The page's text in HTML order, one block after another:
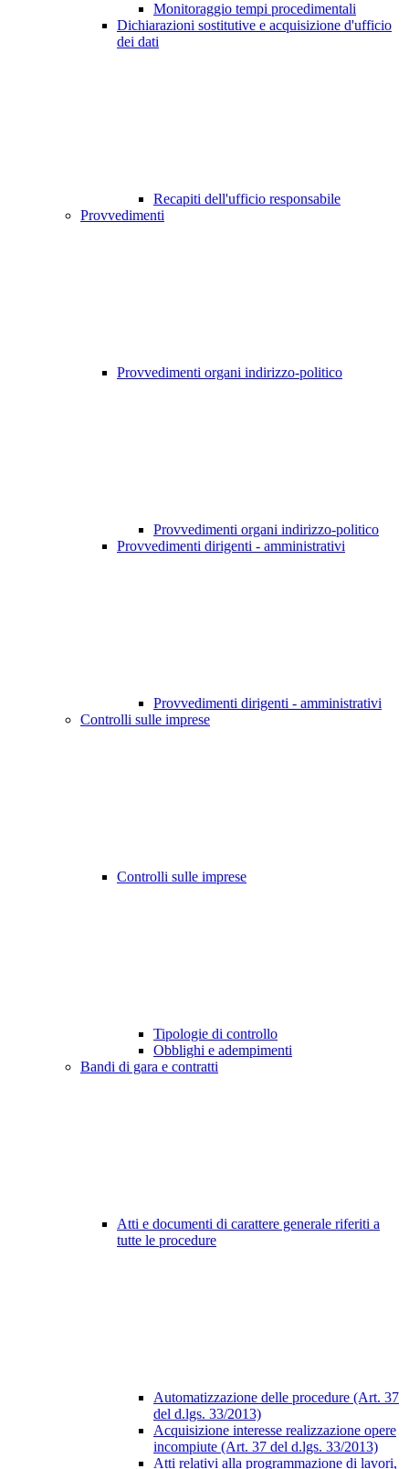
Monitoraggio tempi procedimentali
Dichiarazioni sostitutive e acquisizione d'ufficio
dei dati
Recapiti dell'ufficio responsabile
Provvedimenti
Provvedimenti organi indirizzo-politico
Provvedimenti organi indirizzo-politico
Provvedimenti dirigenti - amministrativi
Provvedimenti dirigenti - amministrativi
Controlli sulle imprese
Controlli sulle imprese
Tipologie di controllo
Obblighi e adempimenti
Bandi di gara e contratti
Atti e documenti di carattere generale riferiti a
tutte le procedure
Automatizzazione delle procedure (Art. 37
del d.lgs. 33/2013)
Acquisizione interesse realizzazione opere
incompiute (Art. 37 del d.lgs. 33/2013)
Atti relativi alla programmazione di lavori,